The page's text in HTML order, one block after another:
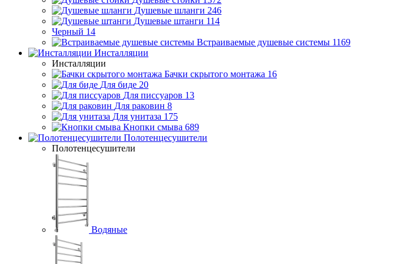
Душевые шланги 246
Душевые штанги 114
Черный 14
Встраиваемые душевые системы 1169
Инсталляции
Инсталляции
Бачки скрытого монтажа 16
Для биде 20
Для писсуаров 13
Для раковин 8
Для унитаза 175
Кнопки смыва 689
Полотенцесушители
Полотенцесушители
Водяные